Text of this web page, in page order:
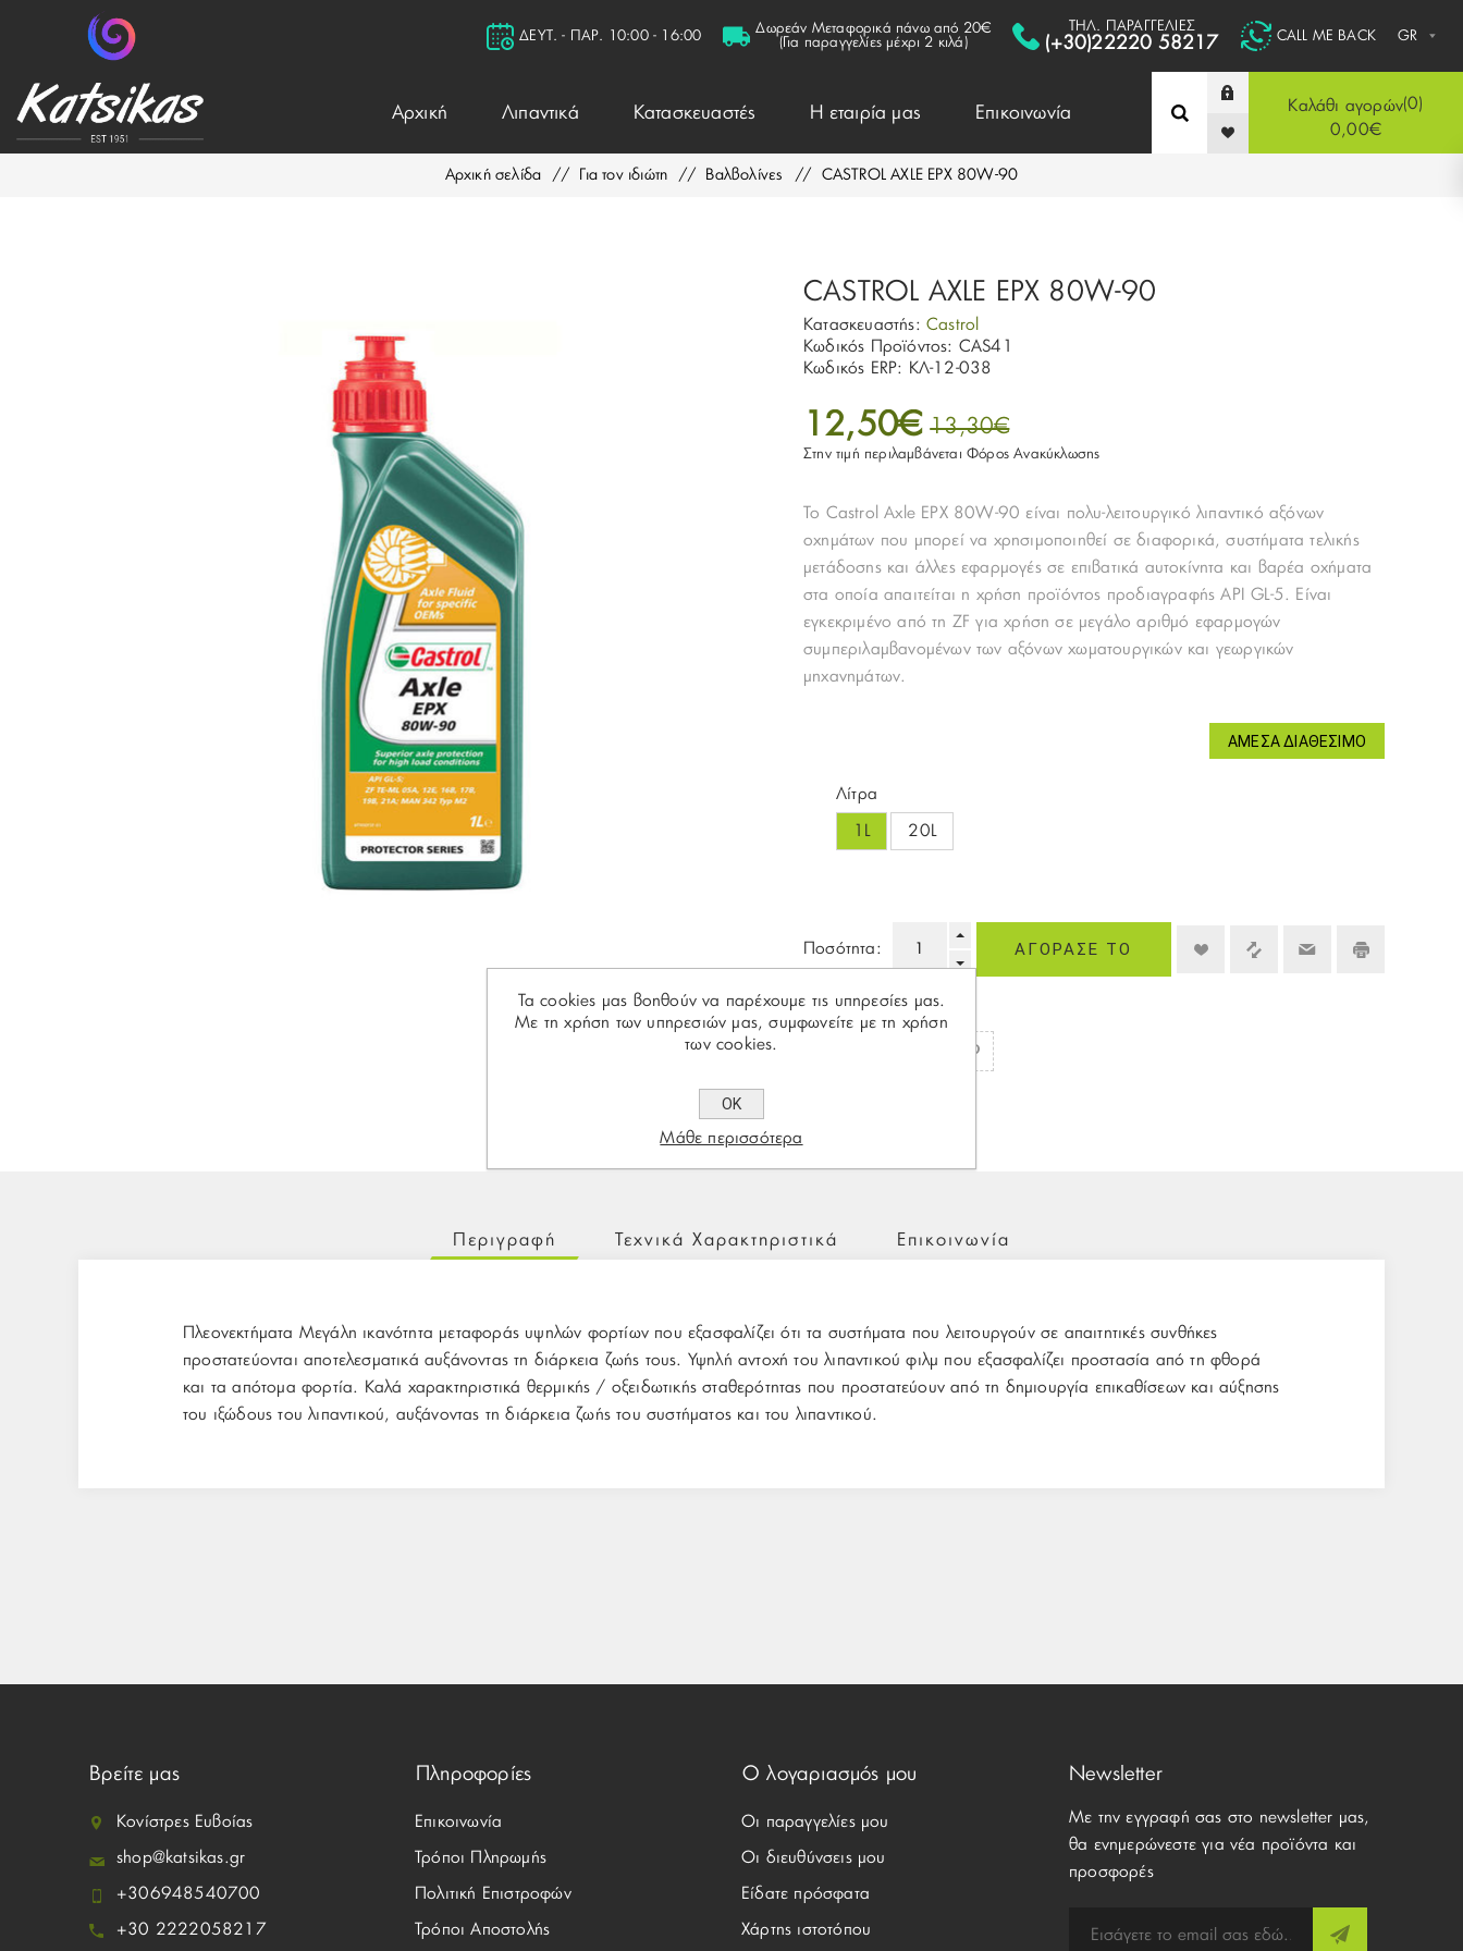
ΔΕΥΤ. - ΠΑΡ. 10:00 - 16:00
Δωρεάν Μεταφορικά πάνω από 20€
(Για παραγγελίες μέχρι 2 κιλά)
ΤΗΛ. ΠΑΡΑΓΓΕΛΙΕΣ
(+30)22220 58217 CALL ME BACK
Aρχική Λιπαντικά Κατασκευαστές Η εταιρία μας Επικοινωνία Καλάθι αγορών 0
0,00€
Αρχική σελίδα / Για τον ιδιώτη / Βαλβολίνες / CASTROL AXLE EPX 80W-90
CASTROL AXLE EPX 80W-90
Κατασκευαστής: Castrol
Κωδικός Προϊόντος: CAS41
Κωδικός ERP: ΚΛ-12-038
12,50€ 13,30€
Στην τιμή περιλαμβάνεται Φόρος Ανακύκλωσης
Το Castrol Axle EPX 80W-90 είναι πολυ-λειτουργικό λιπαντικό αξόνων
οχημάτων που μπορεί να χρησιμοποιηθεί σε διαφορικά, συστήματα τελικής
μετάδοσης και άλλες εφαρμογές σε επιβατικά αυτοκίνητα και βαρέα οχήματα
στα οποία απαιτείται η χρήση προϊόντος προδιαγραφής API GL-5. Είναι
εγκεκριμένο από τη ZF για χρήση σε μεγάλο αριθμό εφαρμογών
συμπεριλαμβανομένων των αξόνων χωματουργικών και γεωργικών
μηχανημάτων.
Λίτρα
1L 20L
ΆΜΕΣΑ ΔΙΑΘΈΣΙΜΟ
Ποσότητα:
Περιγραφή Τεχνικά Χαρακτηριστικά Επικοινωνία
Πλεονεκτήματα Μεγάλη ικανότητα μεταφοράς υψηλών φορτίων που εξασφαλίζει ότι τα συστήματα που λειτουργούν σε απαιτητικές συνθήκες
προστατεύονται αποτελεσματικά αυξάνοντας τη διάρκεια ζωής τους. Υψηλή αντοχή του λιπαντικού φιλμ που εξασφαλίζει προστασία από τη φθορά
και τα απότομα φορτία. Καλά χαρακτηριστικά θερμικής / οξειδωτικής σταθερότητας που προστατεύουν από τη δημιουργία επικαθίσεων και αύξησης
του ιξώδους του λιπαντικού, αυξάνοντας τη διάρκεια ζωής του συστήματος και του λιπαντικού.
Βρείτε μας
Κονίστρες Ευβοίας
shop@katsikas.gr
+306948540700
+30 2222058217
Πληροφορίες
Επικοινωνία
Τρόποι Πληρωμής
Πολιτική Επιστροφών
Τρόποι Αποστολής
Ο λογαριασμός μου
Οι παραγγελίες μου
Οι διευθύνσεις μου
Είδατε πρόσφατα
Χάρτης ιστοτόπου
Newsletter
Με την εγγραφή σας στο newsletter μας,
θα ενημερώνεστε για νέα προϊόντα και
προσφορές
Τα cookies μας βοηθούν να παρέχουμε τις υπηρεσίες μας.
Με τη χρήση των υπηρεσιών μας, συμφωνείτε με τη χρήση
των cookies.
ΟΚ
Μάθε περισσότερα